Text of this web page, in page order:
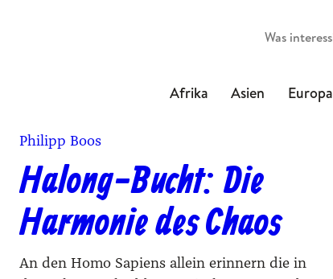
Afrika Asien Europa
Philipp Boos
Halong-Bucht: Die
Harmonie des Chaos
An den Homo Sapiens allein erinnern die in